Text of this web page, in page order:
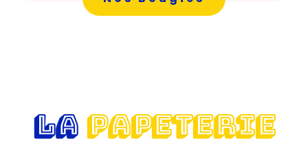
LA PAPETERIE